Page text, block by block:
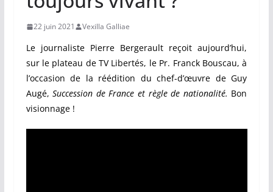
22 juin 2021 Vexilla Galliae
Le journaliste Pierre Bergerault reçoit aujourd’hui,
sur le plateau de TV Libertés, le Pr. Franck Bouscau, à
l’occasion de la réédition du chef-d’œuvre de Guy
Augé,Succession de France et règle de nationalité. Bon
visionnage !